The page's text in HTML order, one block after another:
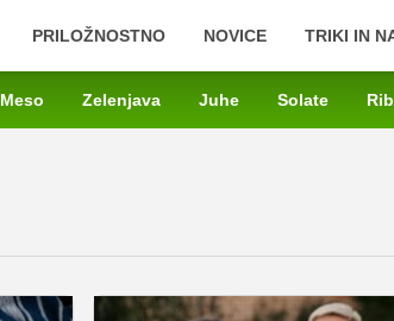
PRILOŽNOSTNO NOVICE TRIKI IN
Meso Zelenjava Juhe Solate